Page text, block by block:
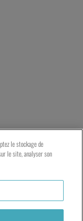
le stockage de
le site, analyser son